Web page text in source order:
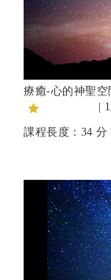
療癒-心的神聖
|
課程長度：34 分